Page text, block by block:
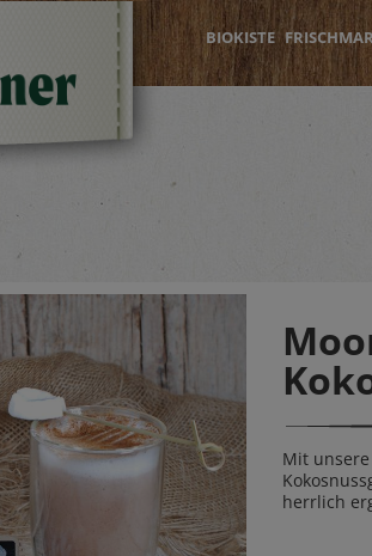
BIOKISTE
Mit
herrlich